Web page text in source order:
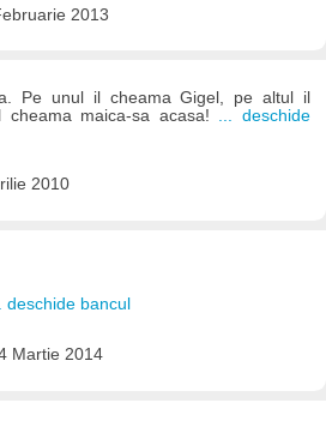
2013
Pe unul il cheama Gigel, pe altul il
maica-sa acasa! ... deschide
2010
deschide bancul
Martie 2014